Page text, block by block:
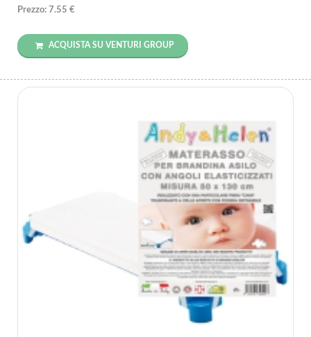
Prezzo: 7.55 €
ACQUISTA SU VENTURI GROUP